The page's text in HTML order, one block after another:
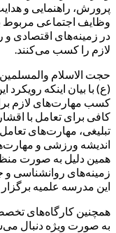
پرورش، راهنمایی و
وظایف اجتماعی مربوط
در زمینه‌های اقتصادی
لازم را کسب می‌کنند.
حجت الاسلام والمسلمین
(ع) با بیان اینکه
کسب مهارت‌های لازم
کافی برای تعامل با
تبلیغی، مهارت‌های
اندیشه ورزشی و
همین دلیل به صورت
زمینه‌های روانشناسی و
این مدرسه علمیه
همچنین کارگاه‌های
به صورت ویژه دنبال